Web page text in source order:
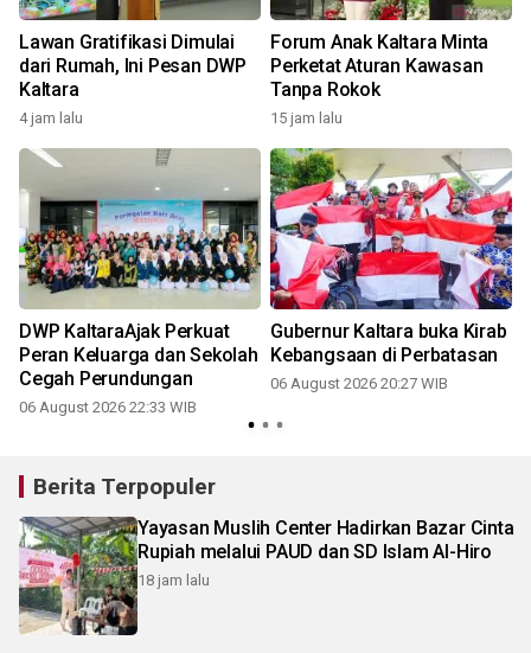
Lawan Gratifikasi Dimulai
dari Rumah, Ini Pesan DWP
Kaltara
4 jam lalu
Forum Anak Kaltara Minta
Perketat Aturan Kawasan
Tanpa Rokok
15 jam lalu
DWP KaltaraAjak Perkuat
Peran Keluarga dan Sekolah
Cegah Perundungan
06 August 2026 22:33 WIB
Gubernur Kaltara buka Kirab
Kebangsaan di Perbatasan
06 August 2026 20:27 WIB
Berita Terpopuler
Yayasan Muslih Center Hadirkan Bazar Cinta
Rupiah melalui PAUD dan SD Islam Al-Hiro
18 jam lalu